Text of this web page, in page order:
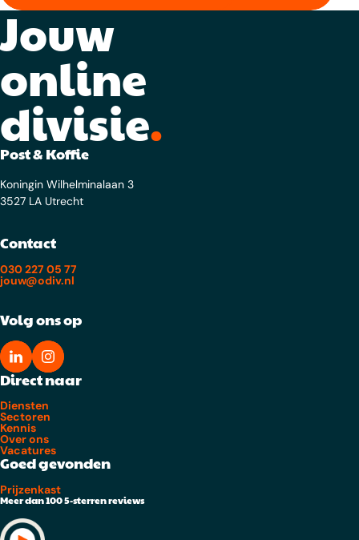
Jouw
online
divisie.
Post & Koffie
Koningin Wilhelminalaan 3
3527 LA Utrecht
Contact
030 227 05 77
jouw@odiv.nl
Volg ons op
Direct naar
Diensten
Sectoren
Kennis
Over ons
Vacatures
Goed gevonden
Prijzenkast
Meer dan 100 5-sterren reviews